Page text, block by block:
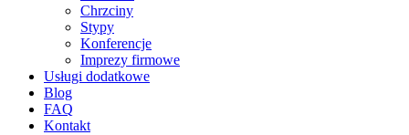
Chrzciny
Stypy
Konferencje
Imprezy firmowe
Usługi dodatkowe
Blog
FAQ
Kontakt